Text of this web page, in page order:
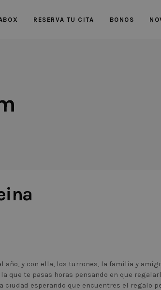
RESERVA TU CITA BONOS
año, y con ella, los turrones, la familia y
que te pasas horas pensando en que
ciudad esperando que encuentres el regalo